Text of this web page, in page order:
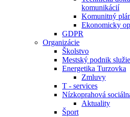
komunikácií
Komunitný
Ekonomicky
GDPR
Organizácie
Školstvo
Mestský podnik
Energetika Turzovka
Zmluvy
T - services
Nízkoprahová
Aktuality
Šport